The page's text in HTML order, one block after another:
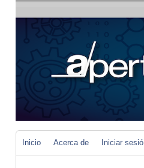
Inicio Acerca de Iniciar